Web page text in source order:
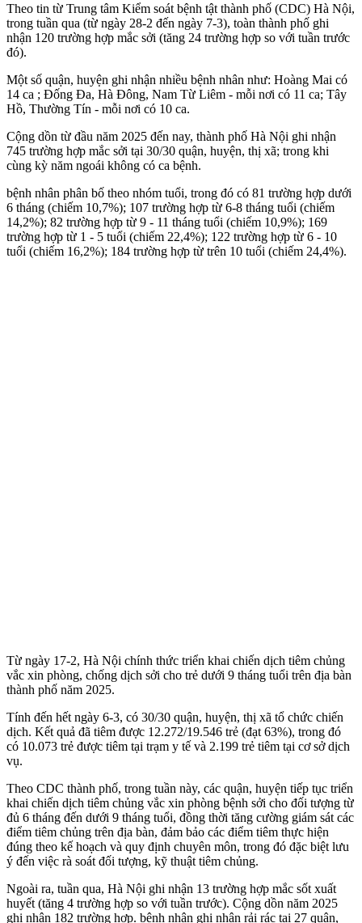
Theo tin từ Trung tâm Kiểm soát bệnh tật thành phố (CDC) Hà Nội,
trong tuần qua (từ ngày 28-2 đến ngày 7-3), toàn thành phố ghi
nhận 120 trường hợp mắc sởi (tăng 24 trường hợp so với tuần trước
đó).
Một số quận, huyện ghi nhận nhiều bệnh nhân như: Hoàng Mai có
14 ca ; Đống Đa, Hà Đông, Nam Từ Liêm - mỗi nơi có 11 ca; Tây
Hồ, Thường Tín - mỗi nơi có 10 ca.
Cộng dồn từ đầu năm 2025 đến nay, thành phố Hà Nội ghi nhận
745 trường hợp mắc sởi tại 30/30 quận, huyện, thị xã; trong khi
cùng kỳ năm ngoái không có ca bệnh.
bệnh nhân phân bố theo nhóm tuổi, trong đó có 81 trường hợp dưới
6 tháng (chiếm 10,7%); 107 trường hợp từ 6-8 tháng tuổi (chiếm
14,2%); 82 trường hợp từ 9 - 11 tháng tuổi (chiếm 10,9%); 169
trường hợp từ 1 - 5 tuổi (chiếm 22,4%); 122 trường hợp từ 6 - 10
tuổi (chiếm 16,2%); 184 trường hợp từ trên 10 tuổi (chiếm 24,4%).
Từ ngày 17-2, Hà Nội chính thức triển khai chiến dịch tiêm chủng
vắc xin phòng, chống dịch sởi cho trẻ dưới 9 tháng tuổi trên địa bàn
thành phố năm 2025.
Tính đến hết ngày 6-3, có 30/30 quận, huyện, thị xã tổ chức chiến
dịch. Kết quả đã tiêm được 12.272/19.546 trẻ (đạt 63%), trong đó
có 10.073 trẻ được tiêm tại trạm y tế và 2.199 trẻ tiêm tại cơ sở dịch
vụ.
Theo CDC thành phố, trong tuần này, các quận, huyện tiếp tục triển
khai chiến dịch tiêm chủng vắc xin phòng bệnh sởi cho đối tượng từ
đủ 6 tháng đến dưới 9 tháng tuổi, đồng thời tăng cường giám sát các
điểm tiêm chủng trên địa bàn, đảm bảo các điểm tiêm thực hiện
đúng theo kế hoạch và quy định chuyên môn, trong đó đặc biệt lưu
ý đến việc rà soát đối tượng, kỹ thuật tiêm chủng.
Ngoài ra, tuần qua, Hà Nội ghi nhận 13 trường hợp mắc sốt xuất
huyết (tăng 4 trường hợp so với tuần trước). Cộng dồn năm 2025
ghi nhận 182 trường hợp. bệnh nhân ghi nhận rải rác tại 27 quận,